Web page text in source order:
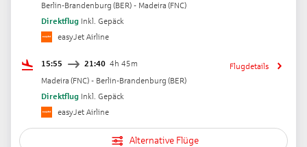
Berlin-Brandenburg (BER) - Madeira (FNC)
Direktflug Inkl. Gepäck
easyJet Airline
15:55 21:40 4h 45m
Madeira (FNC) - Berlin-Brandenburg (BER)
Direktflug Inkl. Gepäck
easyJet Airline
Flugdetails
Alternative Flüge